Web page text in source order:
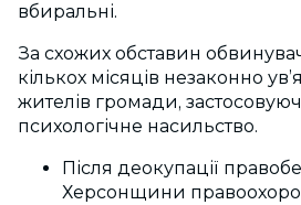
вбиральні.
За схожих обставин
кількох місяців незаконно
жителів громади,
психологічне насильство.
Після деокупації
Херсонщини